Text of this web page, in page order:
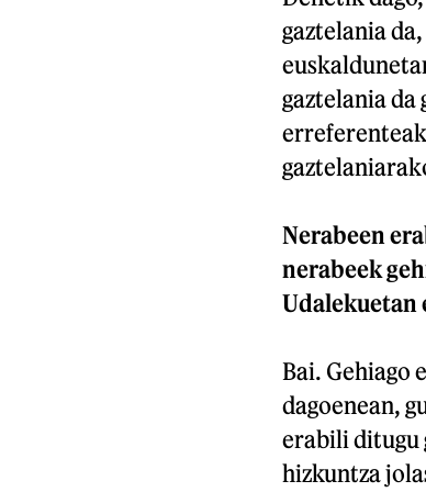
gaztelania
gaztelania
Nerabeen
nerabeek
Udalekuetan
Bai. Gehiago
dagoenean,
erabili ditugu
hizkuntza